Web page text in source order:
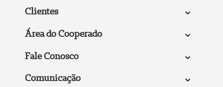
Clientes
Área do Cooperado
Fale Conosco
Comunicação